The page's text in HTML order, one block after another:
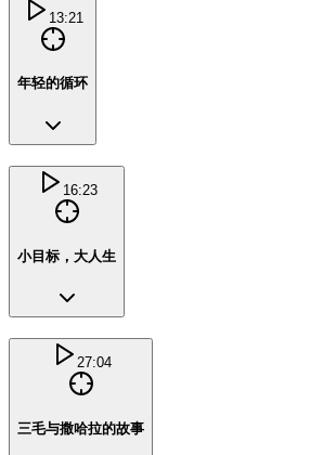
13:21
年轻的循环
16:23
小目标，大人生
27:04
三毛与撒哈拉的故事